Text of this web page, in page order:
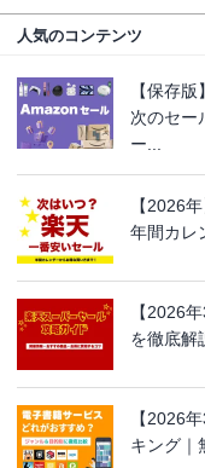
人気のコンテンツ
【保存
次のセー
ー...
【2026
年間カレ
【2026
を徹底解
【2026
キング｜